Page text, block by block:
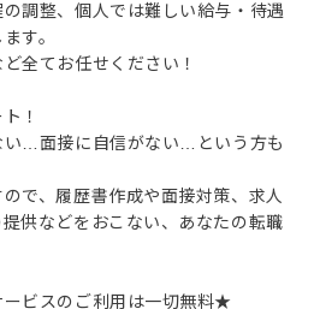
調整、個人では難しい給与・待遇
す。
全てお任せください！
！
い…面接に自信がない…という方も
で、履歴書作成や面接対策、求人
供などをおこない、あなたの転職
ビスのご利用は一切無料★